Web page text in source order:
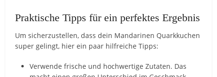
Praktische Tipps für ein perfektes Ergebnis
Um sicherzustellen, dass dein Mandarinen Quarkkuchen
super gelingt, hier ein paar hilfreiche Tipps:
Verwende frische und hochwertige Zutaten. Das